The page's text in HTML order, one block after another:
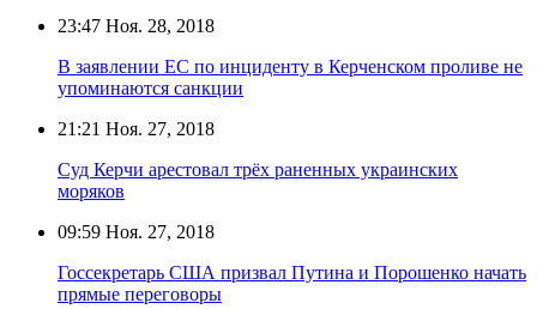
23:47 Ноя. 28, 2018
В заявлении ЕС по инциденту в Керченском проливе не
упоминаются санкции
21:21 Ноя. 27, 2018
Суд Керчи арестовал трёх раненных украинских
моряков
09:59 Ноя. 27, 2018
Госсекретарь США призвал Путина и Порошенко начать
прямые переговоры